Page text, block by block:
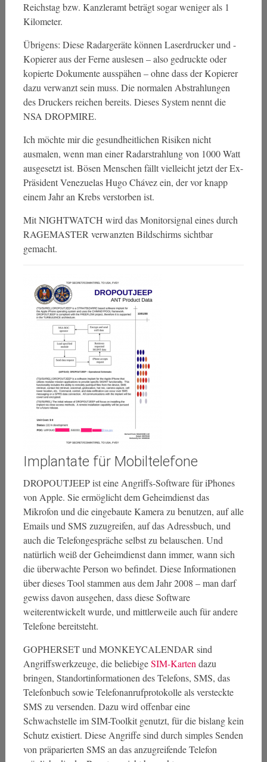
Reichstag bzw. Kanzleramt beträgt sogar weniger als 1
Kilometer.
Übrigens: Diese Radargeräte können Laserdrucker und -
Kopierer aus der Ferne auslesen – also gedruckte oder
kopierte Dokumente ausspähen – ohne dass der Kopierer
dazu verwanzt sein muss. Die normalen Abstrahlungen
des Druckers reichen bereits. Dieses System nennt die
NSA DROPMIRE.
Ich möchte mir die gesundheitlichen Risiken nicht
ausmalen, wenn man einer Radarstrahlung von 1000 Watt
ausgesetzt ist. Bösen Menschen fällt vielleicht jetzt der Ex-
Präsident Venezuelas Hugo Chávez ein, der vor knapp
einem Jahr an Krebs verstorben ist.
Mit NIGHTWATCH wird das Monitorsignal eines durch
RAGEMASTER verwanzten Bildschirms sichtbar
gemacht.
Implantate für Mobiltelefone
DROPOUTJEEP ist eine Angriffs-Software für iPhones
von Apple. Sie ermöglicht dem Geheimdienst das
Mikrofon und die eingebaute Kamera zu benutzen, auf alle
Emails und SMS zuzugreifen, auf das Adressbuch, und
auch die Telefongespräche selbst zu belauschen. Und
natürlich weiß der Geheimdienst dann immer, wann sich
die überwachte Person wo befindet. Diese Informationen
über dieses Tool stammen aus dem Jahr 2008 – man darf
gewiss davon ausgehen, dass diese Software
weiterentwickelt wurde, und mittlerweile auch für andere
Telefone bereitsteht.
GOPHERSET und MONKEYCALENDAR sind
Angriffswerkzeuge, die beliebigeSIM-Karten dazu
bringen, Standortinformationen des Telefons, SMS, das
Telefonbuch sowie Telefonanrufprotokolle als versteckte
SMS zu versenden. Dazu wird offenbar eine
Schwachstelle im SIM-Toolkit genutzt, für die bislang kein
Schutz existiert. Diese Angriffe sind durch simples Senden
von präparierten SMS an das anzugreifende Telefon